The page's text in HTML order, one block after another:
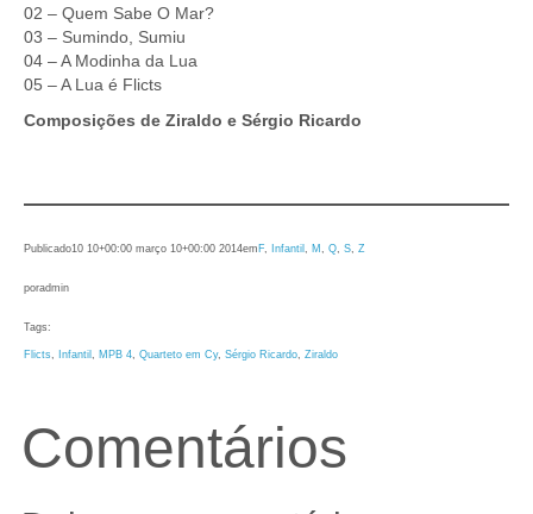
02 – Quem Sabe O Mar?
03 – Sumindo, Sumiu
04 – A Modinha da Lua
05 – A Lua é Flicts
Composições de Ziraldo e Sérgio Ricardo
Publicado10 10+00:00 março 10+00:00 2014em F Infantil M Q S Z
poradmin
Tags:
Flicts Infantil MPB 4 Quarteto em Cy, Sérgio Ricardo Ziraldo
Comentários